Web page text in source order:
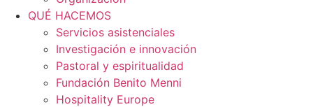
QUÉ HACEMOS
Servicios asistenciales
Investigación e innovación
Pastoral y espiritualidad
Fundación Benito Menni
Hospitality Europe